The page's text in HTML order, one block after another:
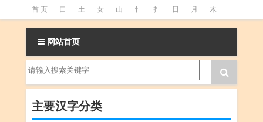
首 页 口 土 女 山 忄 扌 日 月 木
氵 火 王 石 竹 糹 艹 虫 言 足
阝 魚
网站首页
主要汉字分类